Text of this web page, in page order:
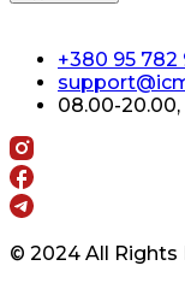
+380 95 782
08.00-20.00,
© 2024 All Rights